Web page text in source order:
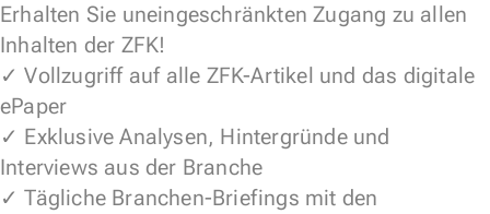
Erhalten Sie uneingeschränkten Zugang zu allen
Inhalten der ZFK!
✓ Vollzugriff auf alle ZFK-Artikel und das digitale
ePaper
✓ Exklusive Analysen, Hintergründe und
Interviews aus der Branche
✓ Tägliche Branchen-Briefings mit den